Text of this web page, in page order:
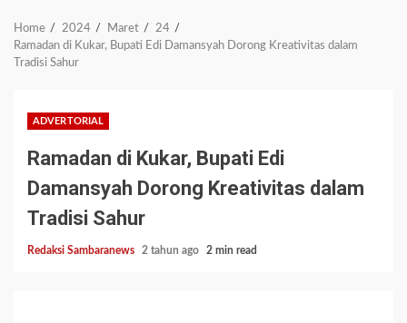
Home 2024 Maret
24
Ramadan di Kukar, Bupati Edi Damansyah Dorong Kreativitas dalam
Tradisi Sahur
ADVERTORIAL
Ramadan di Kukar, Bupati Edi
Damansyah Dorong Kreativitas dalam
Tradisi Sahur
Redaksi Sambaranews 2 tahun ago 2 min read